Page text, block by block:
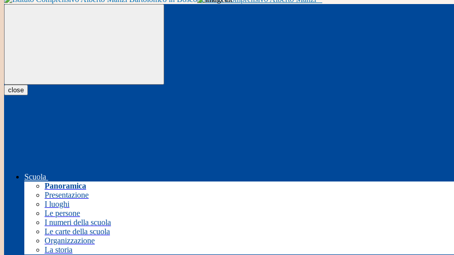
close
Scuola
Panoramica
Presentazione
I luoghi
Le persone
I numeri della scuola
Le carte della scuola
Organizzazione
La storia